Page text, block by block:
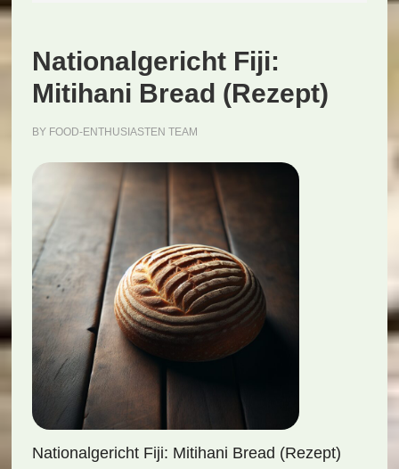
Nationalgericht Fiji:
Mitihani Bread (Rezept)
BY FOOD-ENTHUSIASTEN TEAM
Nationalgericht Fiji: Mitihani Bread (Rezept)